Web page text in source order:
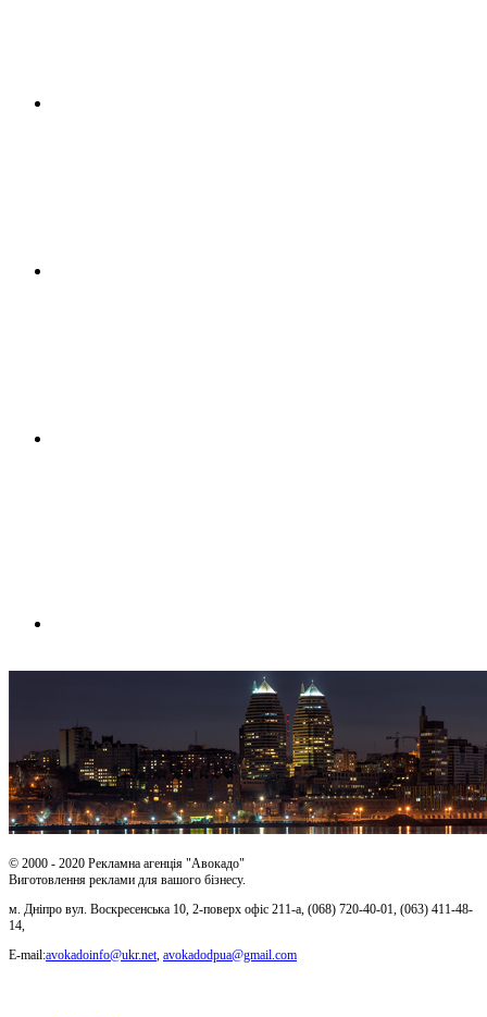
© 2000 - 2020 Рекламна агенція "Авокадо"
Виготовлення реклами для вашого бізнесу.
м. Дніпро вул. Воскресенська 10, 2-поверх офіс 211-а, (068) 720-40-01, (063) 411-48-
14,
Е-mail:avokadoinfo@ukr.net, avokadodpua@gmail.com